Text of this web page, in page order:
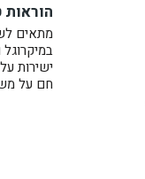
הוראות
מתאים
ישירות
חם על